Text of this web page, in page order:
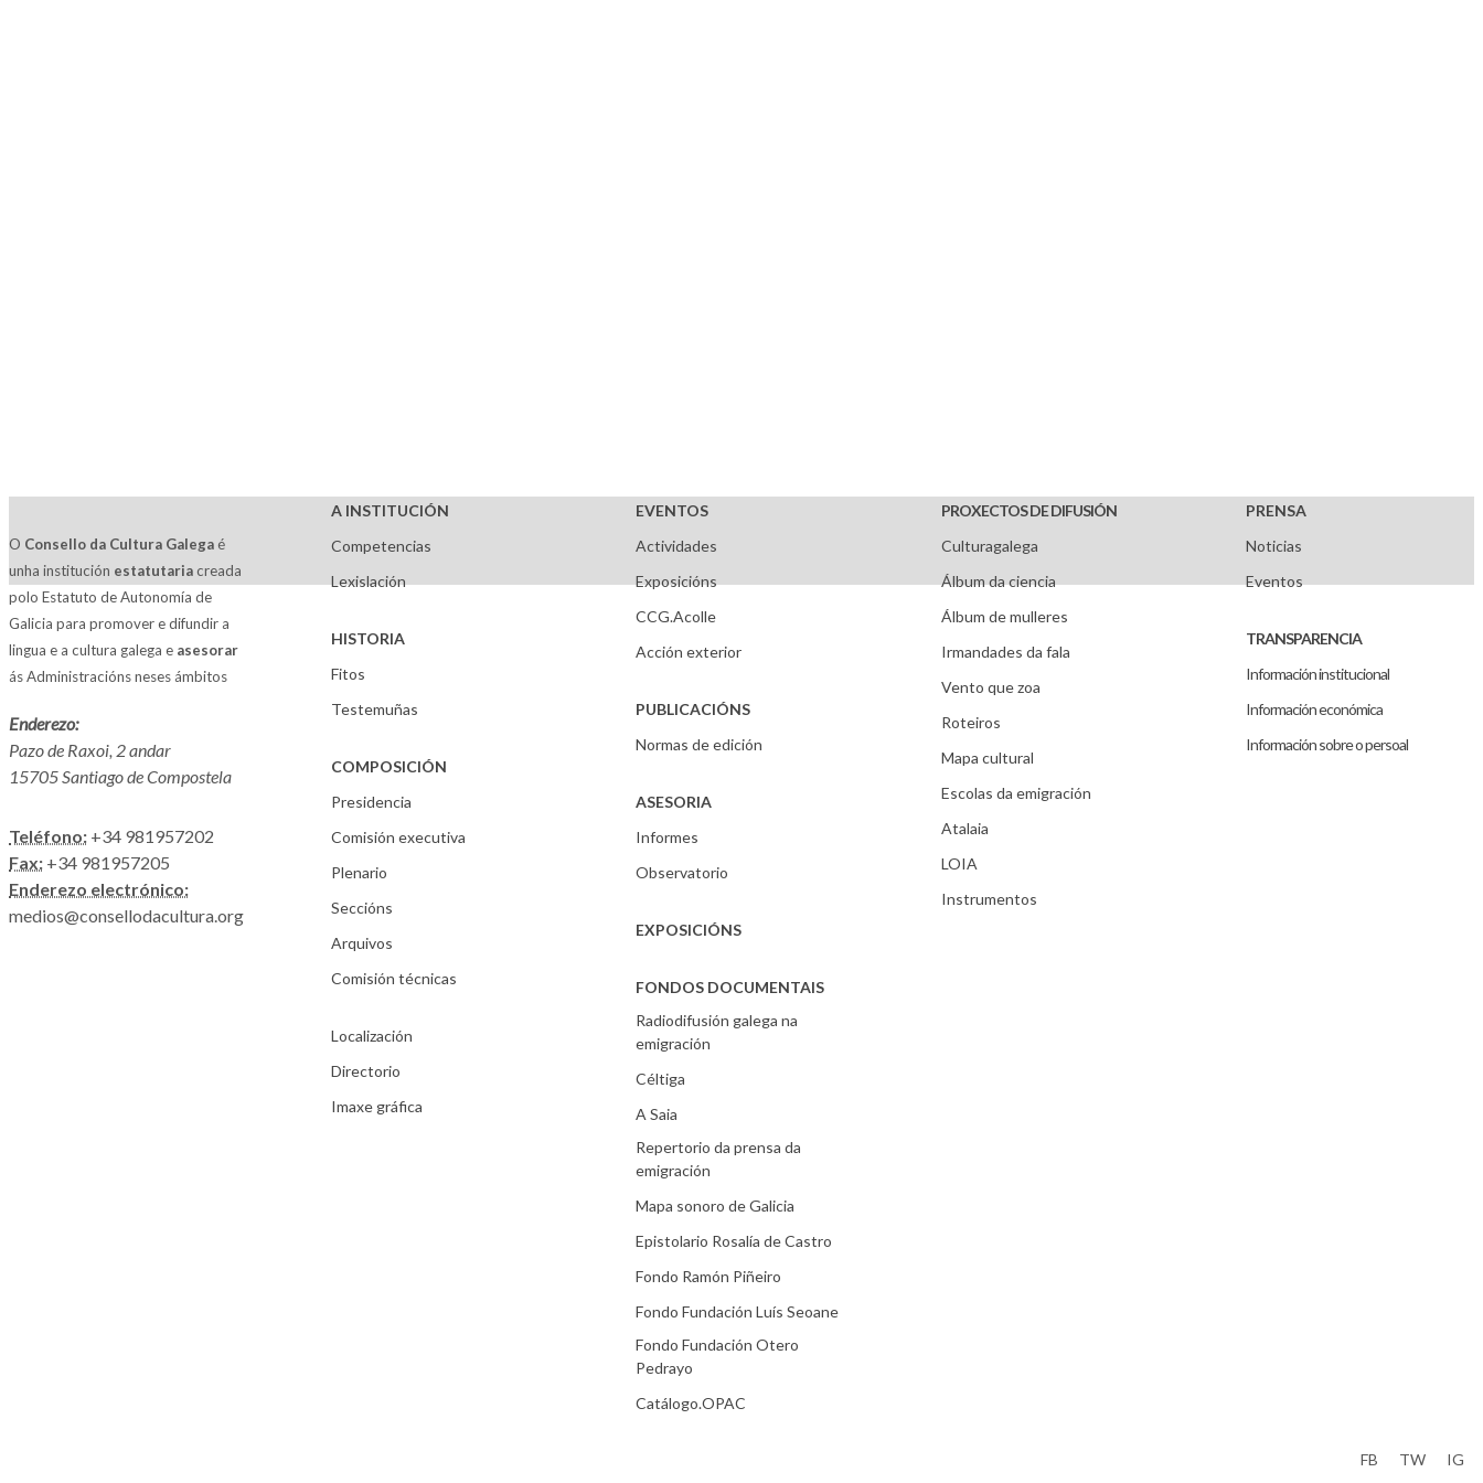
O Consello da Cultura Galega é
unha institución estatutariacreada
polo Estatuto de Autonomía de
Galicia para promover e difundir a
lingua e a cultura galega e asesorar
ás Administracións neses ámbitos
Enderezo:
Pazo de Raxoi, 2 andar
15705 Santiago de Compostela
Teléfono: +34 981957202
Fax: +34 981957205
Enderezo electrónico:
medios@consellodacultura.org
A INSTITUCIÓN
Competencias
Lexislación
HISTORIA
Fitos
Testemuñas
COMPOSICIÓN
Presidencia
Comisión executiva
Plenario
Seccións
Arquivos
Comisión técnicas
Localización
Directorio
Imaxe gráfica
EVENTOS
Actividades
Exposicións
CCG.Acolle
Acción exterior
PUBLICACIÓNS
Normas de edición
ASESORIA
Informes
Observatorio
EXPOSICIÓNS
FONDOS DOCUMENTAIS
Radiodifusión galega na
emigración
Céltiga
A Saia
Repertorio da prensa da
emigración
Mapa sonoro de Galicia
Epistolario Rosalía de Castro
Fondo Ramón Piñeiro
Fondo Fundación Luís Seoane
Fondo Fundación Otero
Pedrayo
Catálogo.OPAC
PROXECTOS DE DIFUSIÓN
Culturagalega
Álbum da ciencia
Álbum de mulleres
Irmandades da fala
Vento que zoa
Roteiros
Mapa cultural
Escolas da emigración
Atalaia
LOIA
Instrumentos
PRENSA
Noticias
Eventos
TRANSPARENCIA
Información institucional
Información económica
Información sobre o persoal
FB TW IG